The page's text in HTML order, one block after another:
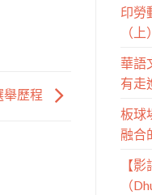
舉歷程
印勞
（上）
華語
有走
板球
融合
【
（